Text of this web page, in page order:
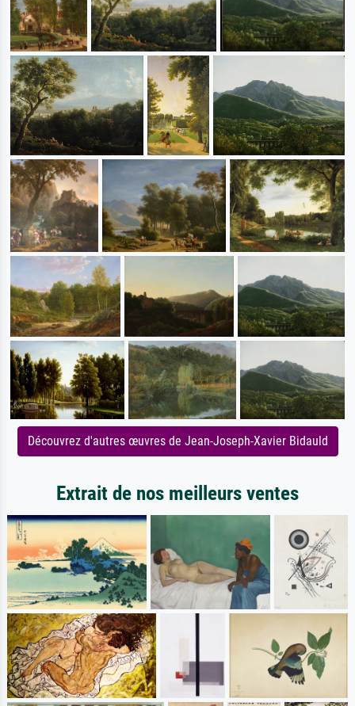
Découvrez d'autres œuvres de Jean-Joseph-Xavier Bidauld
Extrait de nos meilleurs ventes